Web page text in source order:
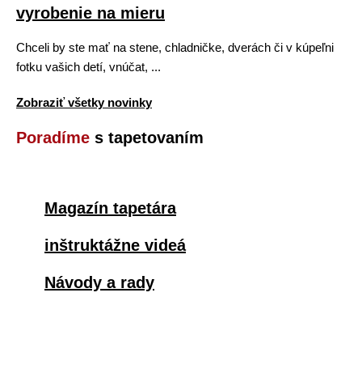
vyrobenie na mieru
Chceli by ste mať na stene, chladničke, dverách či v kúpeľni
fotku vašich detí, vnúčat, ...
Zobraziť všetky novinky
Poradíme s tapetovaním
Magazín tapetára
inštruktážne videá
Návody a rady